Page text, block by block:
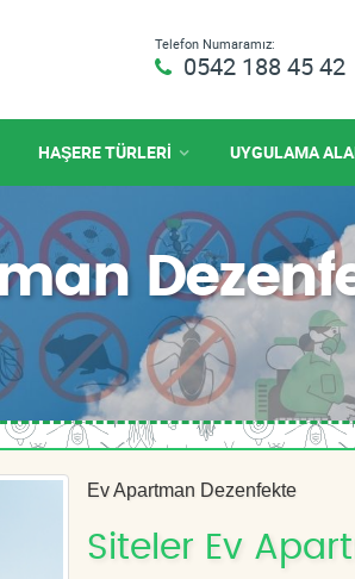
Telefon Numaramız:
0542 188 45 42
HAŞERE TÜRLERİ UYGULAMA
Ev Apartman Dezenfekte
Siteler Ev